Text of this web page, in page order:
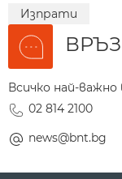
Изпрати
Всичко най-
02 814 2100
news@bnt.bg